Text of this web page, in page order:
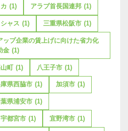
(1) アラブ首長国連邦 (1)
ャス (1) 三重県松阪市 (1)
ップ企業の賃上げに向けた省力化
金 (1)
町 (1) 八王子市 (1)
県西脇市 (1) 加須市 (1)
県浦安市 (1)
宇都宮市 (1) 宜野湾市 (1)